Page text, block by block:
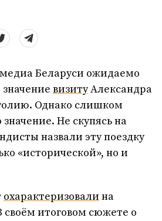
Беларуси ожидаемо
визитуАлександра
Однако слишком
Не скупясь на
назвали эту поездку
«исторической», но и
охарактеризовали на
своём итоговом сюжете о